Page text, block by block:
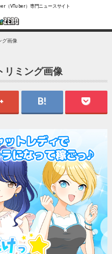
（VTuber）専門ニュースサイト
グ画像
リミング画像